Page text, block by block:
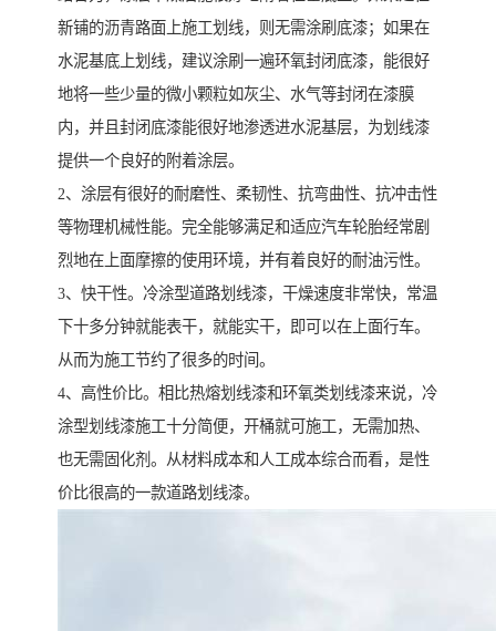
新铺的沥青路面上施工划线，则无需涂刷底漆；如果在
水泥基底上划线，建议涂刷一遍环氧封闭底漆，能很好
地将一些少量的微小颗粒如灰尘、水气等封闭在漆膜
内，并且封闭底漆能很好地渗透进水泥基层，为划线漆
提供一个良好的附着涂层。
2、涂层有很好的耐磨性、柔韧性、抗弯曲性、抗冲击性
等物理机械性能。完全能够满足和适应汽车轮胎经常剧
烈地在上面摩擦的使用环境，并有着良好的耐油污性。
3、快干性。冷涂型道路划线漆，干燥速度非常快，常温
下十多分钟就能表干，就能实干，即可以在上面行车。
从而为施工节约了很多的时间。
4、高性价比。相比热熔划线漆和环氧类划线漆来说，冷
涂型划线漆施工十分简便，开桶就可施工，无需加热、
也无需固化剂。从材料成本和人工成本综合而看，是性
价比很高的一款道路划线漆。